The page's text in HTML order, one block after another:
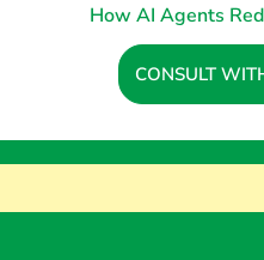
How AI Agents
CONSULT